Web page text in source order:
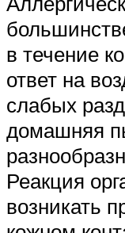
в течение
ответ на
слабых
домашняя
Реакция
возникать